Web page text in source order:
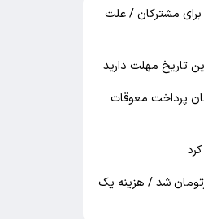
مشترکان / علت
تاریخ مهلت دارید
پرداخت معوقات
در تهران لیتری 130 هزارتومان شد / هزینه یک